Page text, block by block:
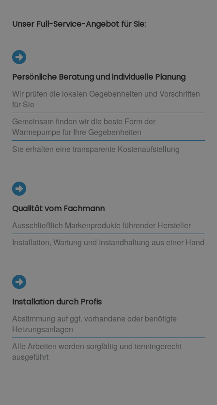
Unser Full-Service-Angebot für Sie:
Persönliche Beratung und individuelle Planung
Wir prüfen die lokalen Gegebenheiten und Vorschriften
für Sie
Gemeinsam finden wir die beste Form der
Wärmepumpe für Ihre Gegebenheiten
Sie erhalten eine transparente Kostenaufstellung
Qualität vom Fachmann
Ausschließlich Markenprodukte führender Hersteller
Installation, Wartung und Instandhaltung aus einer Hand
Installation durch Profis
Abstimmung auf ggf. vorhandene oder benötigte
Heizungsanlagen
Alle Arbeiten werden sorgfältig und termingerecht
ausgeführt